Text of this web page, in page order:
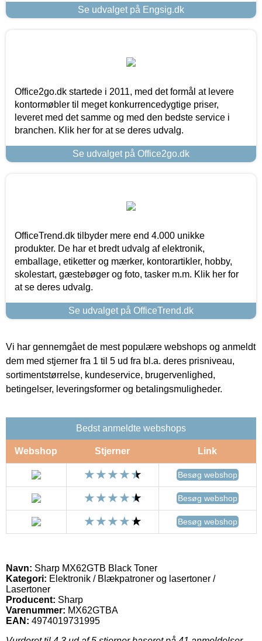
Se udvalget på Engsig.dk
Office2go.dk startede i 2011, med det formål at levere
kontormøbler til meget konkurrencedygtige priser,
leveret med det samme og med den bedste service i
branchen. Klik her for at se deres udvalg.
Se udvalget på Office2go.dk
OfficeTrend.dk tilbyder mere end 4.000 unikke
produkter. De har et bredt udvalg af elektronik,
emballage, etiketter og mærker, kontorartikler, hobby,
skolestart, gæstebøger og foto, tasker m.m. Klik her for
at se deres udvalg.
Se udvalget på OfficeTrend.dk
Vi har gennemgået de mest populære webshops og anmeldt
dem med stjerner fra 1 til 5 ud fra bl.a. deres prisniveau,
sortimentstørrelse, kundeservice, brugervenlighed,
betingelser, leveringsformer og betalingsmuligheder.
Bedst anmeldte webshops
Webshop Stjerner Link
Besøg webshop
Besøg webshop
Besøg webshop
Navn: Sharp MX62GTB Black Toner
Kategori: Elektronik / Blækpatroner og lasertoner /
Lasertoner
Producent: Sharp
Varenummer: MX62GTBA
EAN: 4974019731995